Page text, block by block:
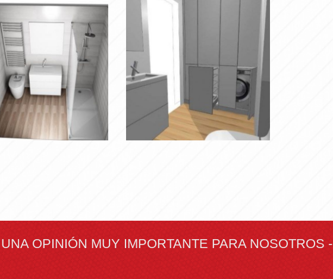
090201
Ampliar
UNA OPINIÓN MUY IMPORTANTE PARA NOSOTROS -